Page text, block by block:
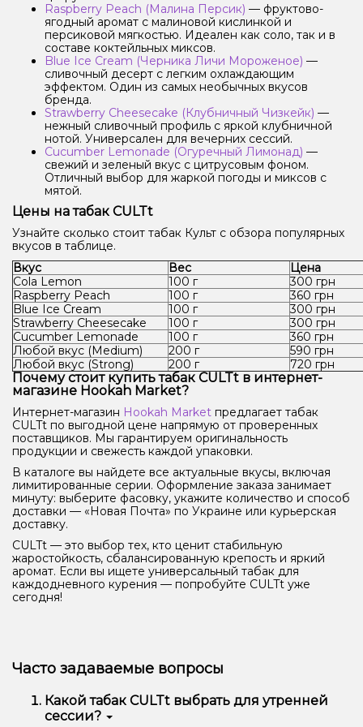
Raspberry Peach (Малина Персик) — фруктово-
ягодный аромат с малиновой кислинкой и
персиковой мягкостью. Идеален как соло, так и в
составе коктейльных миксов.
Blue Ice Cream (Черника Личи Мороженое) —
сливочный десерт с легким охлаждающим
эффектом. Один из самых необычных вкусов
бренда.
Strawberry Cheesecake (Клубничный Чизкейк) —
нежный сливочный профиль с яркой клубничной
нотой. Универсален для вечерних сессий.
Cucumber Lemonade (Огуречный Лимонад) —
свежий и зеленый вкус с цитрусовым фоном.
Отличный выбор для жаркой погоды и миксов с
мятой.
Цены на табак CULTt
Узнайте сколько стоит табак Культ с обзора популярных
вкусов в таблице.
Вкус
Вес
Цена
Cola Lemon
100 г
300 грн
Raspberry Peach
100 г
360 грн
Blue Ice Cream
100 г
300 грн
Strawberry Cheesecake
100 г
300 грн
Cucumber Lemonade
100 г
360 грн
Любой вкус (Medium)
200 г
590 грн
Любой вкус (Strong)
200 г 720 грн
Почему стоит купить табак CULTt в интернет-
магазине Hookah Market?
Интернет-магазин Hookah Market предлагает табак
CULTt по выгодной цене напрямую от проверенных
поставщиков. Мы гарантируем оригинальность
продукции и свежесть каждой упаковки.
В каталоге вы найдете все актуальные вкусы, включая
лимитированные серии. Оформление заказа занимает
минуту: выберите фасовку, укажите количество и способ
доставки — «Новая Почта» по Украине или курьерская
доставку.
CULTt — это выбор тех, кто ценит стабильную
жаростойкость, сбалансированную крепость и яркий
аромат. Если вы ищете универсальный табак для
каждодневного курения — попробуйте CULTt уже
сегодня!
Часто задаваемые вопросы
Какой табак CULTt выбрать для утренней
сессии?